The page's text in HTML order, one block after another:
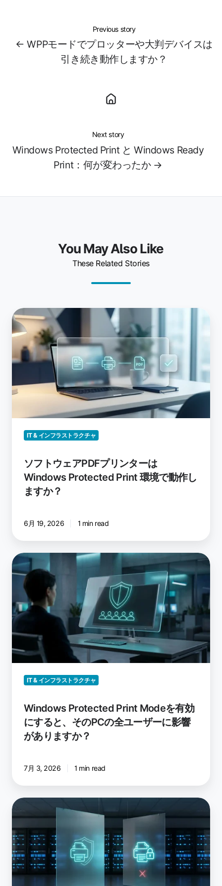
Previous story
← WPPモードでプロッターや大判デバイスは
引き続き動作しますか？
Next story
Windows Protected Print と Windows Ready
Print：何が変わったか →
You May Also Like
These Related Stories
ソ
フ
ト
ウ
ェ
PDF
プ
ン
Windows
Protected
Print
作
し
ま
か？
IT & インフラストラクチャ
ソフトウェアPDFプリンターは
Windows Protected Print 環境で動作し
ますか？
6月 19, 2026 1 min read
Windows
Protected
Print
Mode
を
有
効
す
る
と、
に
影
響
が
あ
り
ま
す
IT & インフラストラクチャ
Windows Protected Print Modeを有効
にすると、そのPCの全ユーザーに影響
がありますか？
7月 3, 2026 1 min read
Windows
Protected
Print
と
Windows
Ready
Print：